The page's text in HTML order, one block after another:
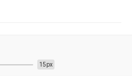
15px